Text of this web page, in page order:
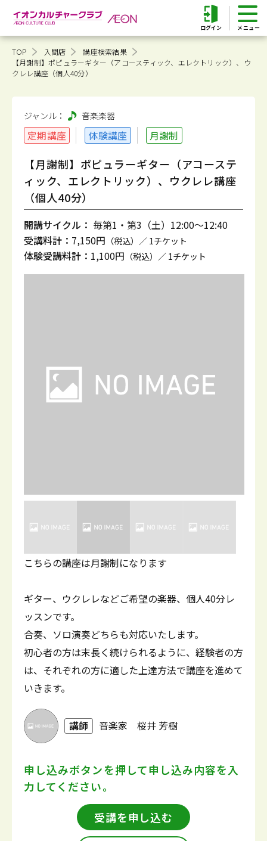
ログイン
TOP 入間店
講座検索結果
【月謝制】ポピュラーギター（アコースティック、エレクトリック）、ウ
クレレ講座（個人40分）
ジャンル： 音楽楽器
定期講座 体験講座 月謝制
【月謝制】ポピュラーギター（アコーステ
ィック、エレクトリック）、ウクレレ講座
（個人40分）
開講サイクル： 毎第1・第3（土）12:00～12:40
受講料計： 7,150円 （税込）／ 1チケット
体験受講料計： 1,100円 （税込）／ 1チケット
こちらの講座は月謝制になります
ギター、ウクレレなどご希望の楽器、個人40分レ
ッスンです。
合奏、ソロ演奏どちらも対応いたします。
初心者の方は末長く続けられるように、経験者の方
は、それぞれの方に適した上達方法で講座を進めて
いきます。
講師 音楽家 桜井 芳樹
申し込みボタンを押して申し込み内容を入
力してください。
受講を申し込む